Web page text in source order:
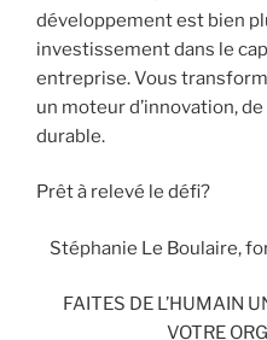
développement est bien
investissement dans le
entreprise. Vous
un moteur d’innovation,
durable.
Prêt à relevé le défi?
Stéphanie Le Boulaire,
FAITES DE L’HUMAIN
VOTRE